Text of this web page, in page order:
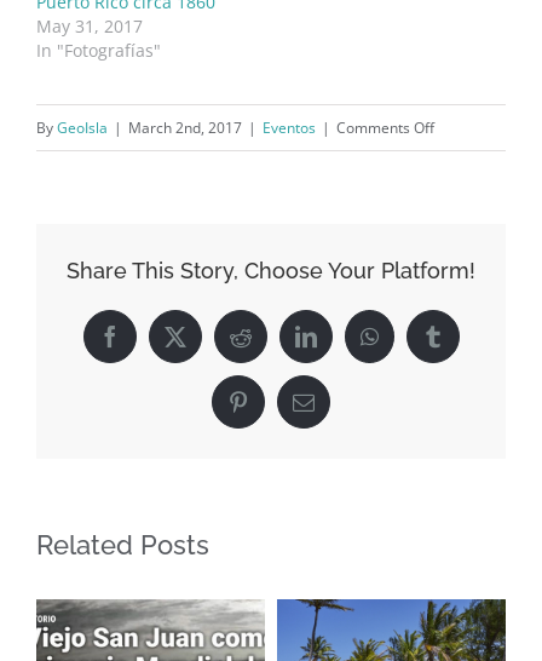
May 31, 2017
In "Fotografías"
ByGeoIsla | March 2nd, 2017 | Eventos | Comments Offon
de
la
Share This Story, Choose Your Platform!
Facebook
X Reddit LinkedInWhatsAppTumblr
PinterestEmail
Related Posts